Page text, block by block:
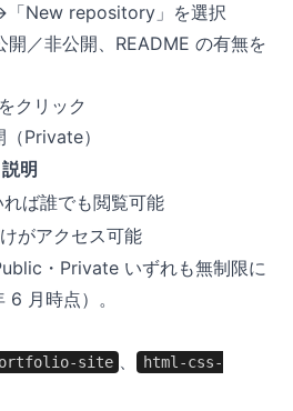
New repository」を選択
開／非公開、README の有無を
クリック
Private）
説明
ば誰でも閲覧可能
がアクセス可能
・Private いずれも無制限に
月時点）。
site 、 html-css-